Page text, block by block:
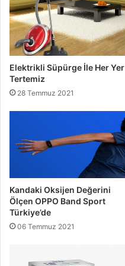
Elektrikli Süpürge İle Her Yer
Tertemiz
28 Temmuz 2021
Kandaki Oksijen Değerini
Ölçen OPPO Band Sport
Türkiye’de
06 Temmuz 2021